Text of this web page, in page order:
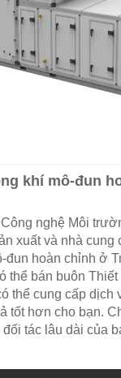
khí mô-đun
nghệ Môi
xuất và nhà cung
đun hoàn chỉnh ở
thể bán buôn
thể cung cấp dịch
tốt hơn cho bạn.
tác lâu dài của